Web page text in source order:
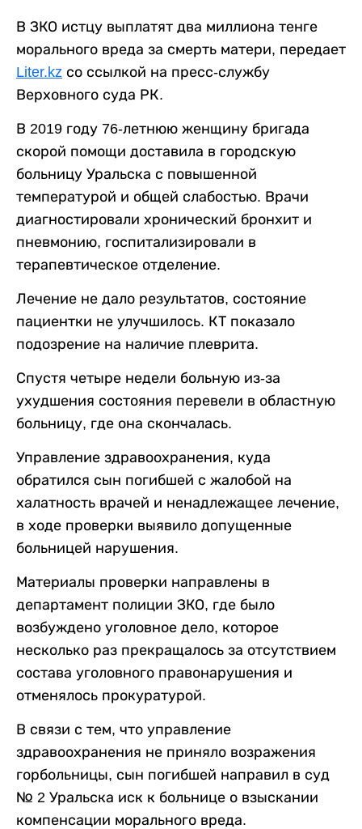
В ЗКО истцу выплатят два миллиона тенге
морального вреда за смерть матери, передает
Liter.kz со ссылкой на пресс-службу
Верховного суда РК.
В 2019 году 76-летнюю женщину бригада
скорой помощи доставила в городскую
больницу Уральска с повышенной
температурой и общей слабостью. Врачи
диагностировали хронический бронхит и
пневмонию, госпитализировали в
терапевтическое отделение.
Лечение не дало результатов, состояние
пациентки не улучшилось. КТ показало
подозрение на наличие плеврита.
Спустя четыре недели больную из-за
ухудшения состояния перевели в областную
больницу, где она скончалась.
Управление здравоохранения, куда
обратился сын погибшей с жалобой на
халатность врачей и ненадлежащее лечение,
в ходе проверки выявило допущенные
больницей нарушения.
Материалы проверки направлены в
департамент полиции ЗКО, где было
возбуждено уголовное дело, которое
несколько раз прекращалось за отсутствием
состава уголовного правонарушения и
отменялось прокуратурой.
В связи с тем, что управление
здравоохранения не приняло возражения
горбольницы, сын погибшей направил в суд
№ 2 Уральска иск к больнице о взыскании
компенсации морального вреда.